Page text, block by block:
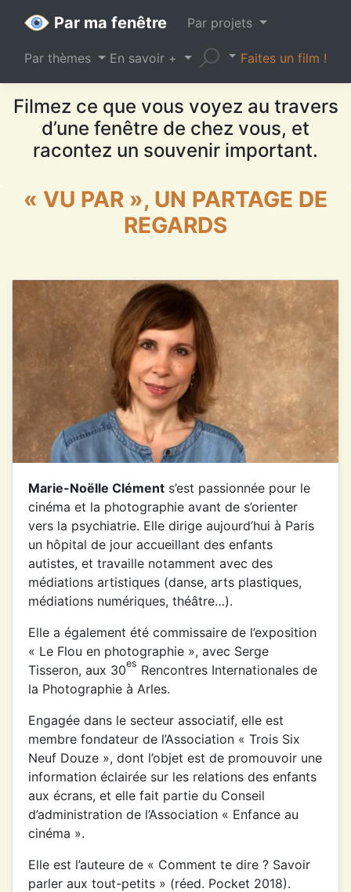
Par ma fenêtre Par projets
Par thèmes En savoir + Faites un film !
Filmez ce que vous voyez au travers
d’une fenêtre de chez vous, et
racontez un souvenir important.
« VU PAR », UN PARTAGE DE
REGARDS
Marie-Noëlle Clément s’est passionnée pour le
cinéma et la photographie avant de s’orienter
vers la psychiatrie. Elle dirige aujourd’hui à Paris
un hôpital de jour accueillant des enfants
autistes, et travaille notamment avec des
médiations artistiques (danse, arts plastiques,
médiations numériques, théâtre…).
Elle a également été commissaire de l’exposition
« Le Flou en photographie », avec Serge
Tisseron, aux 30es Rencontres Internationales de
la Photographie à Arles.
Engagée dans le secteur associatif, elle est
membre fondateur de l’Association « Trois Six
Neuf Douze », dont l’objet est de promouvoir une
information éclairée sur les relations des enfants
aux écrans, et elle fait partie du Conseil
d’administration de l’Association « Enfance au
cinéma ».
Elle est l’auteure de « Comment te dire ? Savoir
parler aux tout-petits » (réed. Pocket 2018).